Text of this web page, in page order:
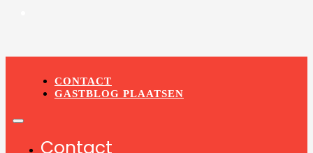
CONTACT
GASTBLOG PLAATSEN
Contact